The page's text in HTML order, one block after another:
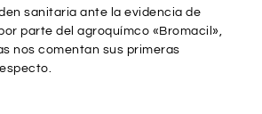
sanitaria ante la evidencia de
parte del agroquímco «Bromacil»,
nos comentan sus primeras